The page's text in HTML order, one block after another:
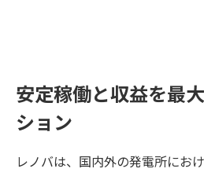
ました。特に「長期の燃料調達
え、サプライヤーの工場現地へ
するなど、緻密な情報提供を重
ことで、この困難な資金調達を
安定稼働と収益を最
ション
レノバは、国内外の発電所にお